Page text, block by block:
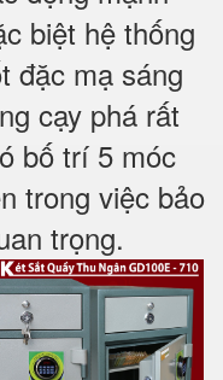
biệt hệ thống
đặc mạ sáng
cạy phá rất
bố trí 5 móc
trong việc bảo
trọng.